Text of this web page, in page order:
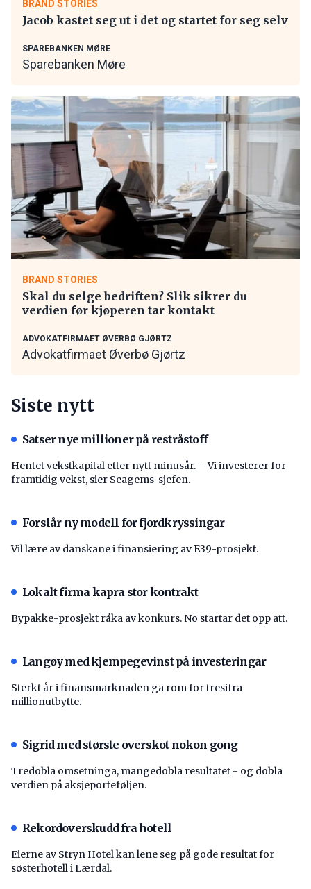
BRAND STORIES
Jacob kastet seg ut i det og startet for seg selv
SPAREBANKEN MØRE
Sparebanken Møre
BRAND STORIES
Skal du selge bedriften? Slik sikrer du
verdien før kjøperen tar kontakt
ADVOKATFIRMAET ØVERBØ GJØRTZ
Advokatfirmaet Øverbø Gjørtz
Siste nytt
Satser nye millioner på restråstoff
Hentet vekstkapital etter nytt minusår. – Vi investerer for
framtidig vekst, sier Seagems-sjefen.
Forslår ny modell for fjordkryssingar
Vil lære av danskane i finansiering av E39-prosjekt.
Lokalt firma kapra stor kontrakt
Bypakke-prosjekt råka av konkurs. No startar det opp att.
Langøy med kjempegevinst på investeringar
Sterkt år i finansmarknaden ga rom for tresifra
millionutbytte.
Sigrid med største overskot nokon gong
Tredobla omsetninga, mangedobla resultatet - og dobla
verdien på aksjeporteføljen.
Rekordoverskudd fra hotell
Eierne av Stryn Hotel kan lene seg på gode resultat for
søsterhotell i Lærdal.